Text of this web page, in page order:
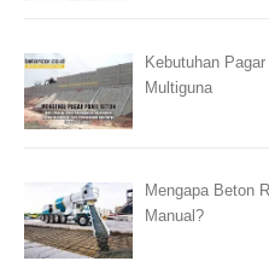
Kebutuhan
Multiguna
Mengapa Beton
Manual?